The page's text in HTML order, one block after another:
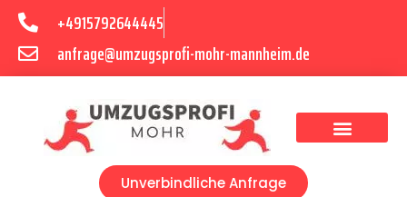
+4915792644445
anfrage@umzugsprofi-mohr-mannheim.de
Unverbindliche Anfrage